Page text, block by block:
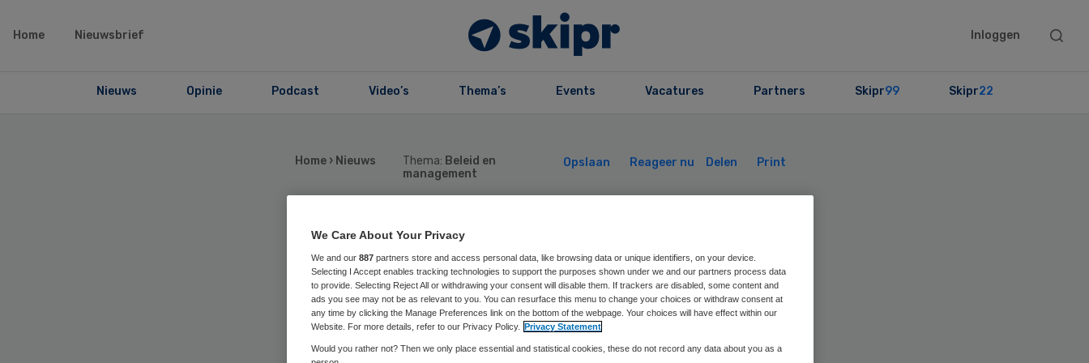
Home Nieuwsbrief Inloggen
Search
Nieuws Opinie Podcast Video’s Thema’s Events Vacatures Partners Skipr99 Skipr22
Home › Nieuws Thema: Beleid en
management
Opslaan Reageer nu Delen Print
Nieuwe
toezichthouder voor
Sint Maartenskliniek
We Care About Your Privacy
We and our 887 partners store and access personal data, like browsing data or unique identifiers, on your device.
Selecting I Accept enables tracking technologies to support the purposes shown under we and our partners process data
to provide. Selecting Reject All or withdrawing your consent will disable them. If trackers are disabled, some content and
ads you see may not be as relevant to you. You can resurface this menu to change your choices or withdraw consent at
any time by clicking the Manage Preferences link on the bottom of the webpage. Your choices will have effect within our
Website. For more details, refer to our Privacy Policy. Privacy Statement
Would you rather not? Then we only place essential and statistical cookies, these do not record any data about you as a